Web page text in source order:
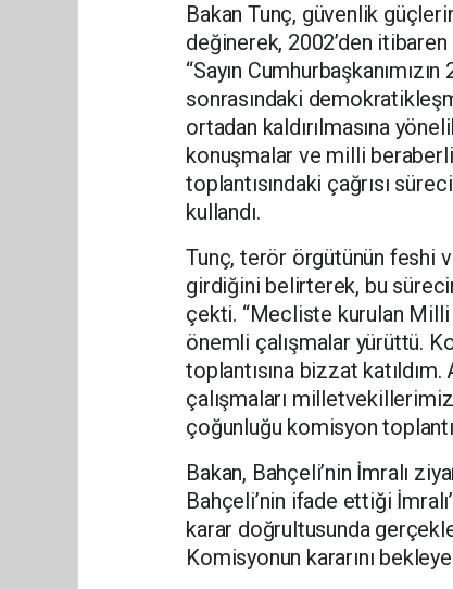
Bakan Tunç, güvenlik
değinerek, 2002’den
“Sayın
sonrasındaki
ortadan kaldırılmasına
konuşmalar ve milli
toplantısındaki çağrısı
kullandı.
Tunç, terör örgütünün feshi
girdiğini belirterek, bu
çekti. “Mecliste kurulan
önemli çalışmalar yürüttü.
toplantısına bizzat
çalışmaları
çoğunluğu komisyon
Bakan, Bahçeli’nin İmralı
Bahçeli’nin ifade ettiği
karar doğrultusunda
Komisyonun kararını